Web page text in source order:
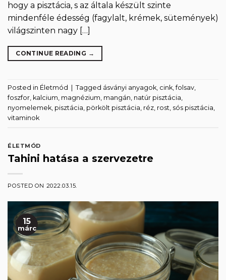
hogy a pisztácia, s az általa készült szinte
mindenféle édesség (fagylalt, krémek, sütemények)
világszinten nagy […]
CONTINUE READING →
Posted in Életmód Tagged ásványi anyagok, cink,folsav,
foszfor, kalcium, magnézium, mangán, natúr pisztácia,
nyomelemek, pisztácia, pörkölt pisztácia, réz, rost, sós pisztácia,
vitaminok
ÉLETMÓD
Tahini hatása a szervezetre
POSTED ON 2022.03.15.
15
márc